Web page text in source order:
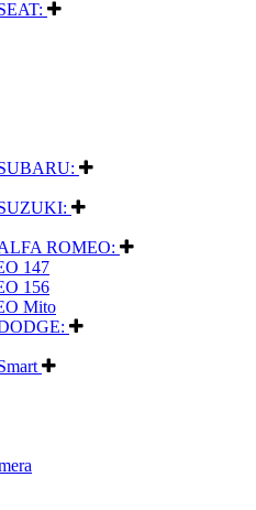
ROMEO:
147
156
Mito